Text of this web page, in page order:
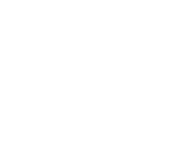
коричневыми
кремы прочно оседают на
забиваются в микроцарапины и
Из-за смеси жира и пыли часто